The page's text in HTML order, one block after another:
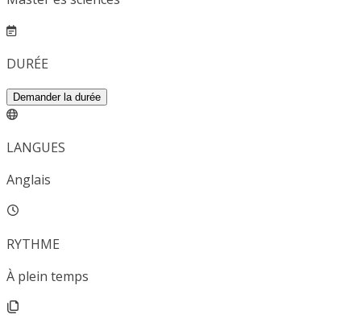
DURÉE
Demander la durée
LANGUES
Anglais
RYTHME
À plein temps